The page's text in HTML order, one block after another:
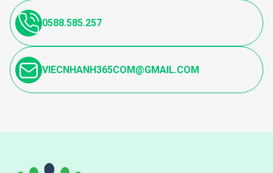
0588.585.257
VIECNHANH365COM@GMAIL.COM